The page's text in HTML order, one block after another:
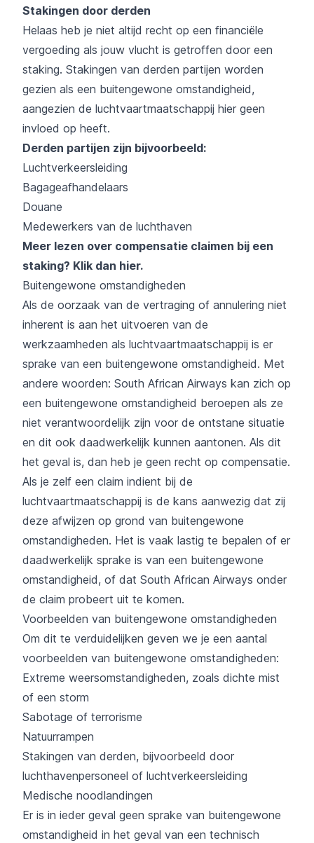
Stakingen door derden
Helaas heb je niet altijd recht op een financiële
vergoeding als jouw vlucht is getroffen door een
staking. Stakingen van derden partijen worden
gezien als een buitengewone omstandigheid,
aangezien de luchtvaartmaatschappij hier geen
invloed op heeft.
Derden partijen zijn bijvoorbeeld:
Luchtverkeersleiding
Bagageafhandelaars
Douane
Medewerkers van de luchthaven
Meer lezen over compensatie claimen bij een
staking? Klik dan hier.
Buitengewone omstandigheden
Als de oorzaak van de vertraging of annulering niet
inherent is aan het uitvoeren van de
werkzaamheden als luchtvaartmaatschappij is er
sprake van een buitengewone omstandigheid. Met
andere woorden: South African Airways kan zich op
een buitengewone omstandigheid beroepen als ze
niet verantwoordelijk zijn voor de ontstane situatie
en dit ook daadwerkelijk kunnen aantonen. Als dit
het geval is, dan heb je geen recht op compensatie.
Als je zelf een claim indient bij de
luchtvaartmaatschappij is de kans aanwezig dat zij
deze afwijzen op grond van buitengewone
omstandigheden. Het is vaak lastig te bepalen of er
daadwerkelijk sprake is van een buitengewone
omstandigheid, of dat South African Airways onder
de claim probeert uit te komen.
Voorbeelden van buitengewone omstandigheden
Om dit te verduidelijken geven we je een aantal
voorbeelden van buitengewone omstandigheden:
Extreme weersomstandigheden, zoals dichte mist
of een storm
Sabotage of terrorisme
Natuurrampen
Stakingen van derden, bijvoorbeeld door
luchthavenpersoneel of luchtverkeersleiding
Medische noodlandingen
Er is in ieder geval geen sprake van buitengewone
omstandigheid in het geval van een technisch